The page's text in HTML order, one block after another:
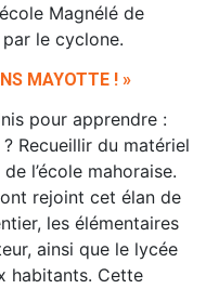
Magnélé de
le cyclone.
MAYOTTE ! »
pour apprendre :
Recueillir du matériel
l’école mahoraise.
rejoint cet élan de
les élémentaires
ainsi que le lycée
habitants. Cette